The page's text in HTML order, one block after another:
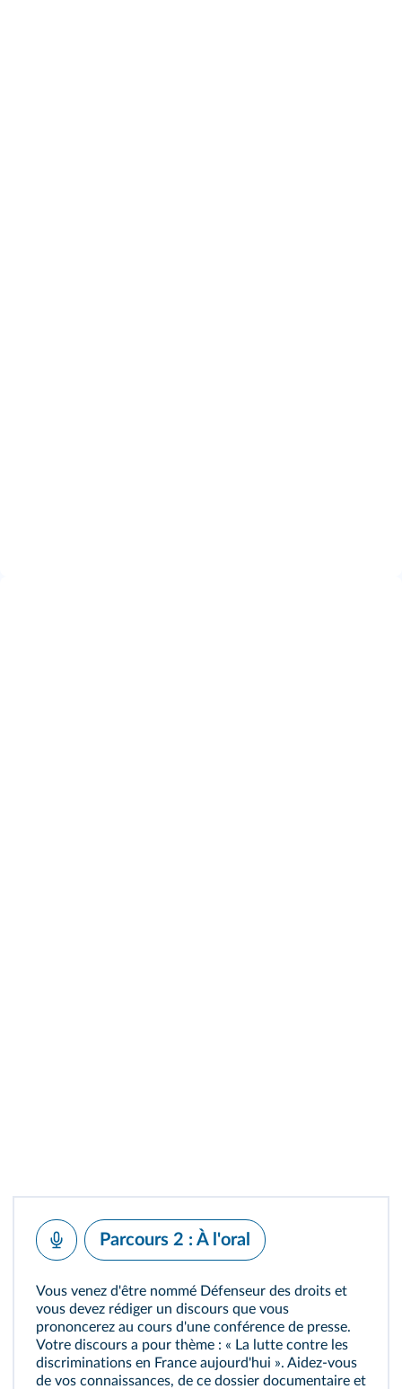
Parcours 2 : À l'oral
Vous venez d'être nommé Défenseur des droits et
vous devez rédiger un discours que vous
prononcerez au cours d'une conférence de presse.
Votre discours a pour thème : « La lutte contre les
discriminations en France aujourd'hui ». Aidez-vous
de vos connaissances, de ce dossier documentaire et